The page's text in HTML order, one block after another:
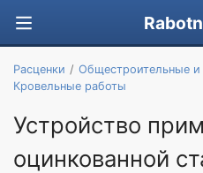
Расценки
Общестроительные
Кровельные работы
Устройство
оцинкованной